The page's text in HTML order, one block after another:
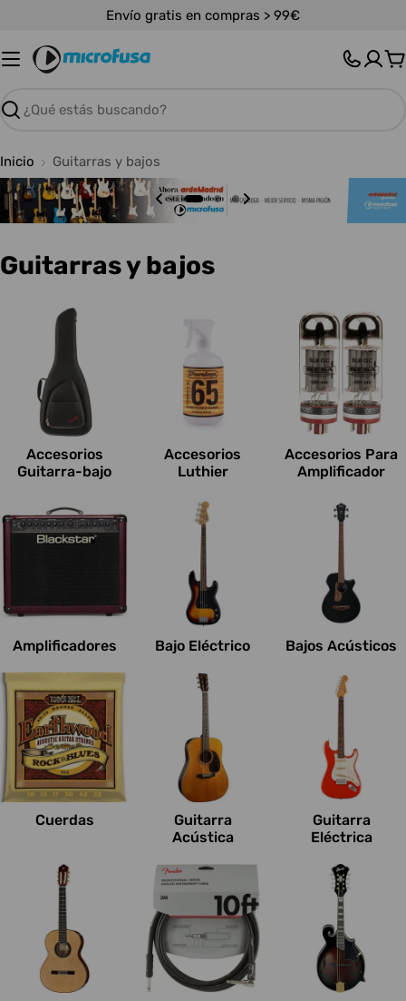
contenido
Envío gratis en compras > 99€
Buscar
Inicio Guitarras y bajos
C
e
s
:
Guitarras y bajos
Accesorios
Guitarra-bajo
Accesorios
Luthier
Accesorios Para
Amplificador
Amplificadores Bajo Eléctrico Bajos Acústicos
Cuerdas
Guitarra
Acústica
Guitarra
Eléctrica